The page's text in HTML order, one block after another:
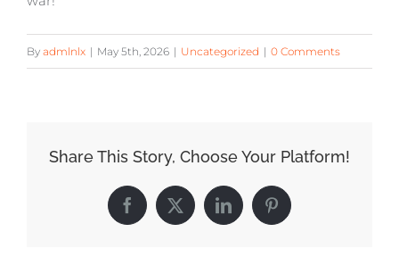
By admlnlx | May 5th, 2026 | Uncategorized | 0 Comments
Share This Story, Choose Your Platform!
Facebook
X LinkedInPinterest